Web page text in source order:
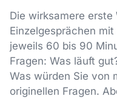
Die wirksamere
Einzelgesprächen
jeweils 60 bis 90
Fragen: Was läuft
Was würden Sie von
originellen Fragen.